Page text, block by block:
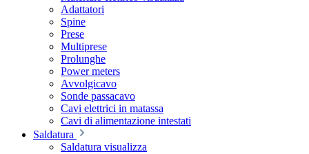
Adattatori
Spine
Prese
Multiprese
Prolunghe
Power meters
Avvolgicavo
Sonde passacavo
Cavi elettrici in matassa
Cavi di alimentazione intestati
Saldatura
Saldatura visualizza